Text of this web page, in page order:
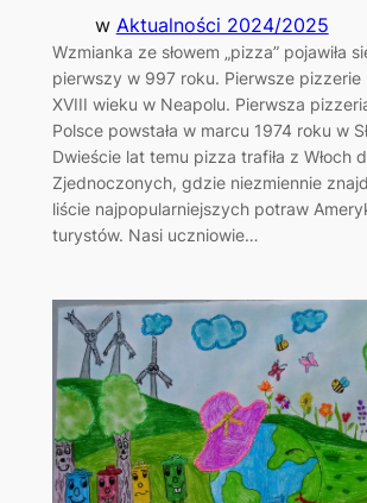
w Aktualności 2024/2025
Wzmianka ze słowem „pizza” pojawiła
pierwszy w 997 roku. Pierwsze pizzerie
XVIII wieku w Neapolu. Pierwsza
Polsce powstała w marcu 1974 roku w
Dwieście lat temu pizza trafiła z Włoch
Zjednoczonych, gdzie niezmiennie
liście najpopularniejszych potraw
turystów. Nasi uczniowie…